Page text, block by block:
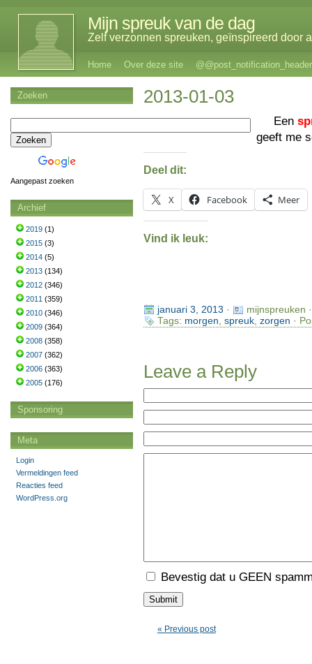
Mijn spreuk van de dag
Zelf verzonnen spreuken, geïnspireerd door
Home Over deze site @@post_notification_header
2013-01-03
Een
geeft me
Deel dit:
X Facebook Meer
Vind ik leuk:
januari 3, 2013 ·
mijnspreuken
Tags: morgen spreuk, zorgen ·
Leave a Reply
Bevestig dat u GEEN
« Previous post
Zoeken
Aangepast zoeken
Archief
2019 (1)
2015 (3)
2014 (5)
2013 (134)
2012 (346)
2011 (359)
2010 (346)
2009 (364)
2008 (358)
2007 (362)
2006 (363)
2005 (176)
Sponsoring
Meta
Login
Vermeldingen feed
Reacties feed
WordPress.org